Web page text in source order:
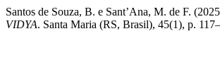
Santos de Souza, B. e Sant’Ana, M. de F.
VIDYA. Santa Maria (RS, Brasil), 45(1), p.